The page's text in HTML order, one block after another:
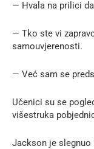
— Hvala na prilici
— Tko ste vi
samouvjerenosti.
— Već sam se
Učenici su se
višestruka
Jackson je slegnuo